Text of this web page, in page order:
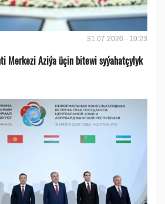
31.07.2026 - 19:23
Merkezi Aziýa üçin bitewi syýahatçylyk